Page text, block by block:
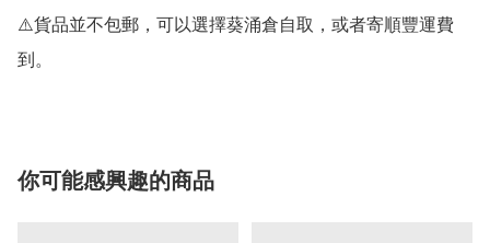
⚠️貨品並不包郵，可以選擇葵涌倉自取，或者寄順豐運費
到。
你可能感興趣的商品